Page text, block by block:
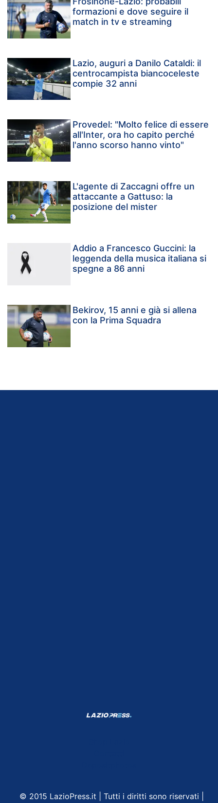
formazioni e dove seguire il
match in tv e streaming
Lazio, auguri a Danilo Cataldi: il
centrocampista biancoceleste
compie 32 anni
Provedel: "Molto felice di essere
all'Inter, ora ho capito perché
l'anno scorso hanno vinto"
L'agente di Zaccagni offre un
attaccante a Gattuso: la
posizione del mister
Addio a Francesco Guccini: la
leggenda della musica italiana si
spegne a 86 anni
Bekirov, 15 anni e già si allena
con la Prima Squadra
© 2015 LazioPress.it | Tutti i diritti sono riservati |